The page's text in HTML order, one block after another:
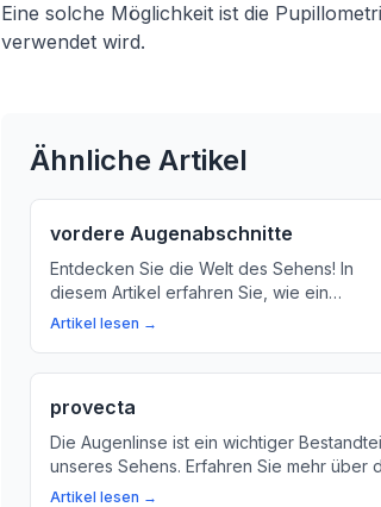
Eine solche Möglichkeit ist die
verwendet wird.
Ähnliche Artikel
vordere Augenabschnitte
Entdecken Sie die Welt des Sehens! In
diesem Artikel erfahren Sie, wie ein
Augenarzt das Auge untersucht und was er
Artikel lesen →
provecta
Die Augenlinse ist ein wichtiger
unseres Sehens. Erfahren Sie mehr über
Funktion und Bedeutung der Augenlinse,
Artikel lesen →